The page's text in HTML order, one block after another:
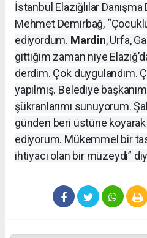
İstanbul Elazığlılar
Mehmet Demirbağ,
ediyordum. Mardin, Urfa,
gittiğim zaman niye
derdim. Çok duygulandım.
yapılmış. Belediye
şükranlarımı sunuyorum.
günden beri üstüne
ediyorum. Mükemmel bir
ihtiyacı olan bir müzeydi”